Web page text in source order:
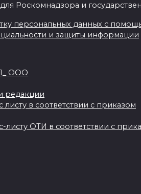
Роскомнадзора и
персональных данных с
и защиты информации
ООО
редакции
в соответствии с приказом
ОТИ в соответствии с